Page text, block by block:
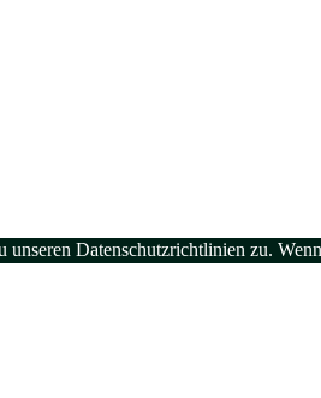
Datenschutzrichtlinien zu.